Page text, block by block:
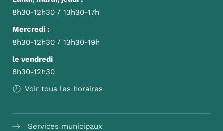
8h30-12h30 / 13h30-17h
Mercredi :
8h30-12h30 / 13h30-19h
le vendredi
8h30-12h30
Voir tous les horaires
Services municipaux